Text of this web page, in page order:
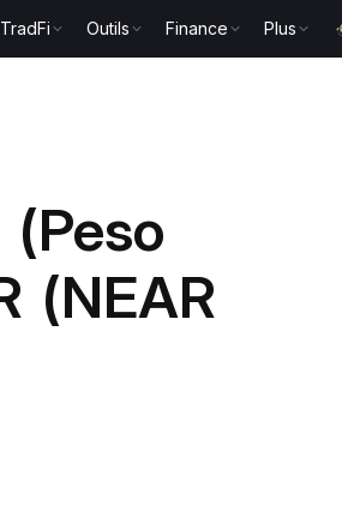
TradFi Outils Finance Plus
(NEAR